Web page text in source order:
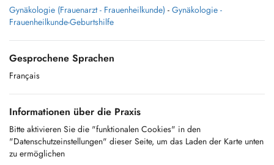
Gynäkologie (Frauenarzt - Frauenheilkunde) - Gynäkologie -
Frauenheilkunde-Geburtshilfe
Gesprochene Sprachen
Français
Informationen über die Praxis
Bitte aktivieren Sie die "funktionalen Cookies" in den
"Datenschutzeinstellungen" dieser Seite, um das Laden der Karte unten
zu ermöglichen